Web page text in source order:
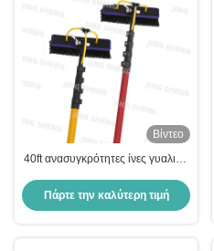
Βίντεο
40ft ανασυγκρότητες ίνες γυαλιού
για πολυώροφα κτίρια αντοχή
ισχυρές σφίγγες
Πάρτε την καλύτερη τιμή